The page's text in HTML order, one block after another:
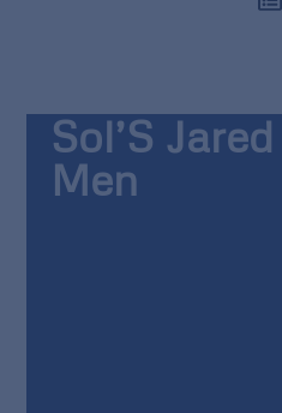
Sol’S Jared
Men